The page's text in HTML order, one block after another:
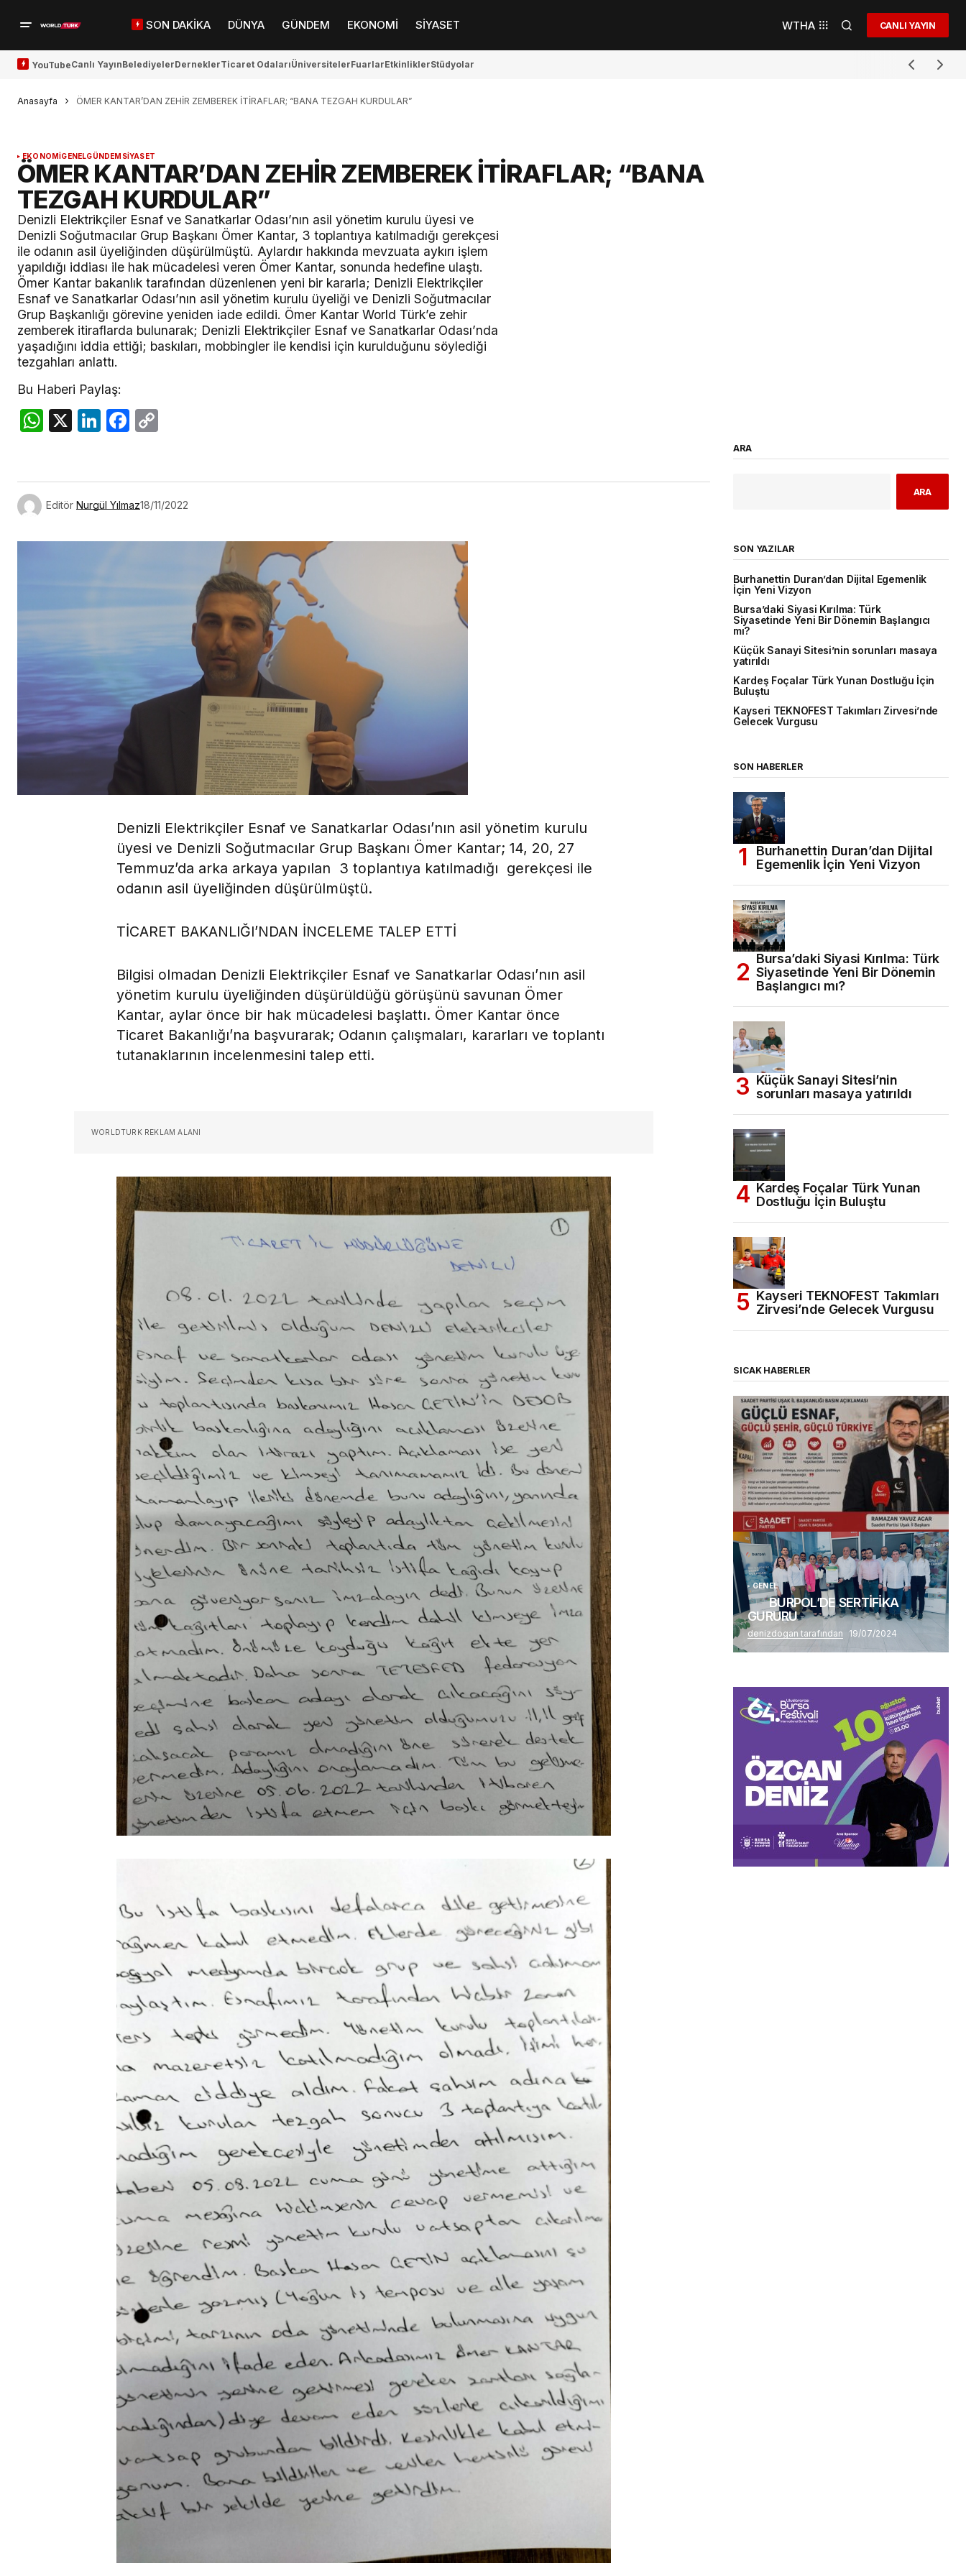
SON DAKİKA DÜNYA GÜNDEM EKONOMİ SİYASET WTHA CANLI YAYIN
YouTubeCanlı YayınBelediyelerDerneklerTicaret OdalarıÜniversitelerFuarlarEtkinliklerStüdyolar
Anasayfa ÖMER KANTAR’DAN ZEHİR ZEMBEREK İTİRAFLAR; “BANA TEZGAH KURDULAR”
EKONOMİGENELGÜNDEM SİYASET
ÖMER KANTAR’DAN ZEHİR ZEMBEREK İTİRAFLAR; “BANA
TEZGAH KURDULAR”
Denizli Elektrikçiler Esnaf ve Sanatkarlar Odası’nın asil yönetim kurulu üyesi ve
Denizli Soğutmacılar Grup Başkanı Ömer Kantar, 3 toplantıya katılmadığı gerekçesi
ile odanın asil üyeliğinden düşürülmüştü. Aylardır hakkında mevzuata aykırı işlem
yapıldığı iddiası ile hak mücadelesi veren Ömer Kantar, sonunda hedefine ulaştı.
Ömer Kantar bakanlık tarafından düzenlenen yeni bir kararla; Denizli Elektrikçiler
Esnaf ve Sanatkarlar Odası’nın asil yönetim kurulu üyeliği ve Denizli Soğutmacılar
Grup Başkanlığı görevine yeniden iade edildi. Ömer Kantar World Türk’e zehir
zemberek itiraflarda bulunarak; Denizli Elektrikçiler Esnaf ve Sanatkarlar Odası’nda
yaşadığını iddia ettiği; baskıları, mobbingler ile kendisi için kurulduğunu söylediği
tezgahları anlattı.
Bu Haberi Paylaş:
WhatsApp
X LinkedIn
Facebook
Editör Nurgül Yılmaz18/11/2022
Denizli Elektrikçiler Esnaf ve Sanatkarlar Odası’nın asil yönetim kurulu
üyesi ve Denizli Soğutmacılar Grup Başkanı Ömer Kantar; 14, 20, 27
Temmuz’da arka arkaya yapılan 3 toplantıya katılmadığı gerekçesi ile
odanın asil üyeliğinden düşürülmüştü.
TİCARET BAKANLIĞI’NDAN İNCELEME TALEP ETTİ
Bilgisi olmadan Denizli Elektrikçiler Esnaf ve Sanatkarlar Odası’nın asil
yönetim kurulu üyeliğinden düşürüldüğü görüşünü savunan Ömer
Kantar, aylar önce bir hak mücadelesi başlattı. Ömer Kantar önce
Ticaret Bakanlığı’na başvurarak; Odanın çalışmaları, kararları ve toplantı
tutanaklarının incelenmesini talep etti.
WORLDTURK REKLAM ALANI
ARA
ARA
SON YAZILAR
Burhanettin Duran’dan Dijital Egemenlik
İçin Yeni Vizyon
Bursa’daki Siyasi Kırılma: Türk
Siyasetinde Yeni Bir Dönemin Başlangıcı
mı?
Küçük Sanayi Sitesi’nin sorunları masaya
yatırıldı
Kardeş Foçalar Türk Yunan Dostluğu İçin
Buluştu
Kayseri TEKNOFEST Takımları Zirvesi’nde
Gelecek Vurgusu
SON HABERLER
Burhanettin Duran’dan Dijital
Egemenlik İçin Yeni Vizyon
Bursa’daki Siyasi Kırılma: Türk
Siyasetinde Yeni Bir Dönemin
Başlangıcı mı?
Küçük Sanayi Sitesi’nin
sorunları masaya yatırıldı
Kardeş Foçalar Türk Yunan
Dostluğu İçin Buluştu
Kayseri TEKNOFEST Takımları
Zirvesi’nde Gelecek Vurgusu
SICAK HABERLER
(başlıksız)
Alaattin Karahan tarafından 14/07/2026
GENEL
BURPOL’DE SERTİFİKA
GURURU
denizdogan tarafından 19/07/2024